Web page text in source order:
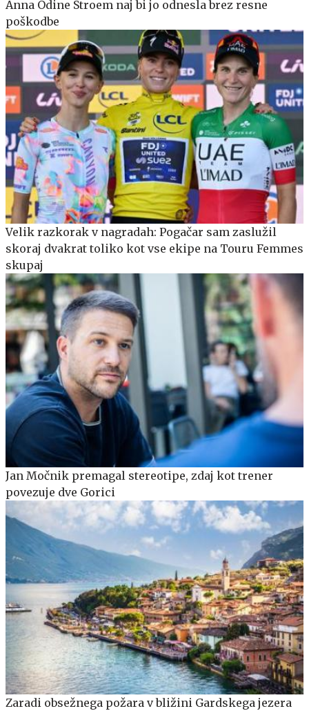
Anna Odine Stroem naj bi jo odnesla brez resne
poškodbe
Velik razkorak v nagradah: Pogačar sam zaslužil
skoraj dvakrat toliko kot vse ekipe na Touru Femmes
skupaj
Jan Močnik premagal stereotipe, zdaj kot trener
povezuje dve Gorici
Zaradi obsežnega požara v bližini Gardskega jezera